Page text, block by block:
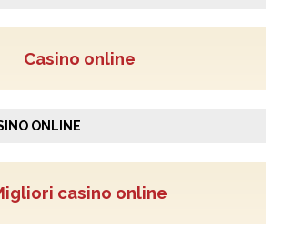
Casino online
ONLINE
casino online